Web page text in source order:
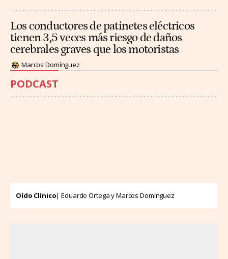
Los conductores de patinetes eléctricos
tienen 3,5 veces más riesgo de daños
cerebrales graves que los motoristas
Marcos Domínguez
PODCAST
Oído Clínico| Eduardo Ortega y Marcos Domínguez